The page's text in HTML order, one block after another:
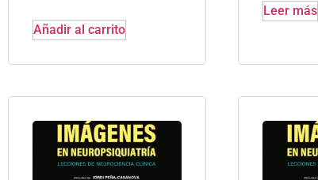
Añadir al carrito
Leer más